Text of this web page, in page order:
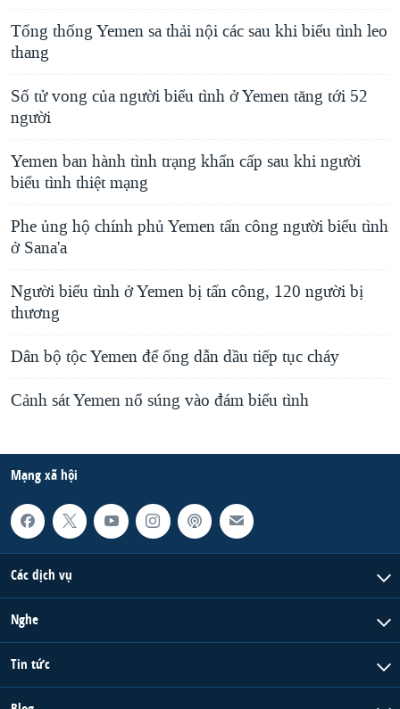
Tổng thống Yemen sa thải nội các sau khi biểu tình leo
thang
Số tử vong của người biểu tình ở Yemen tăng tới 52
người
Yemen ban hành tình trạng khẩn cấp sau khi người
biểu tình thiệt mạng
Phe ủng hộ chính phủ Yemen tấn công người biểu tình
ở Sana'a
Người biểu tình ở Yemen bị tấn công, 120 người bị
thương
Dân bộ tộc Yemen để ống dẫn dầu tiếp tục cháy
Cảnh sát Yemen nổ súng vào đám biểu tình
Mạng xã hội
Các dịch vụ
Nghe
Tin tức